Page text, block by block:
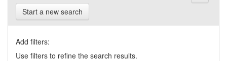
Start a new search
Add filters:
Use filters to refine the search results.